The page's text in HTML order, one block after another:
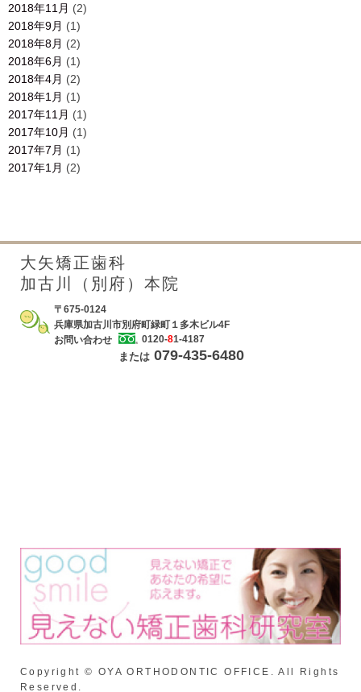
2018年11月 (2)
2018年9月 (1)
2018年8月 (2)
2018年6月 (1)
2018年4月 (2)
2018年1月 (1)
2017年11月 (1)
2017年10月 (1)
2017年7月 (1)
2017年1月 (2)
大矢矯正歯科
加古川（別府）本院
〒675-0124
兵庫県加古川市別府町緑町１多木ビル4F
お問い合わせ
0120-81-4187
または 079-435-6480
Copyright © OYA ORTHODONTIC OFFICE. All Rights
Reserved.